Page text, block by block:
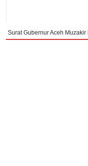
Surat Gubernur Aceh